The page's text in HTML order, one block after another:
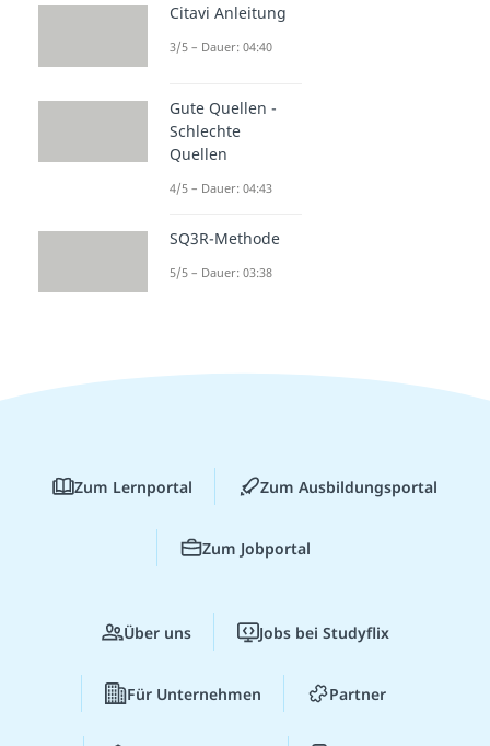
Citavi Anleitung
3/5 – Dauer: 04:40
Gute Quellen -
Schlechte
Quellen
4/5 – Dauer: 04:43
SQ3R-Methode
5/5 – Dauer: 03:38
Zum Lernportal Zum Ausbildungsportal
Zum Jobportal
Über uns Jobs bei Studyflix
Für Unternehmen Partner